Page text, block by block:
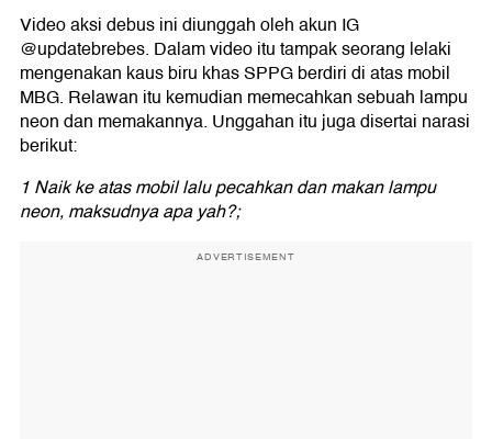
Video aksi debus ini diunggah oleh akun IG
@updatebrebes. Dalam video itu tampak seorang lelaki
mengenakan kaus biru khas SPPG berdiri di atas mobil
MBG. Relawan itu kemudian memecahkan sebuah lampu
neon dan memakannya. Unggahan itu juga disertai narasi
berikut:
1 Naik ke atas mobil lalu pecahkan dan makan lampu
neon, maksudnya apa yah?;
ADVERTISEMENT